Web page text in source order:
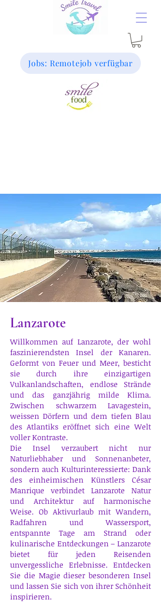
Jobs: Remotejob verfügbar
Lanzarote
Willkommen auf Lanzarote, der wohl
faszinierendsten Insel der Kanaren.
Geformt von Feuer und Meer, besticht
sie durch ihre einzigartigen
Vulkanlandschaften, endlose Strände
und das ganzjährig milde Klima.
Zwischen schwarzem Lavagestein,
weissen Dörfern und dem tiefen Blau
des Atlantiks eröffnet sich eine Welt
voller Kontraste.
Die Insel verzaubert nicht nur
Naturliebhaber und Sonnenanbeter,
sondern auch Kulturinteressierte: Dank
des einheimischen Künstlers César
Manrique verbindet Lanzarote Natur
und Architektur auf harmonische
Weise. Ob Aktivurlaub mit Wandern,
Radfahren und Wassersport,
entspannte Tage am Strand oder
kulinarische Entdeckungen – Lanzarote
bietet für jeden Reisenden
unvergessliche Erlebnisse. Entdecken
Sie die Magie dieser besonderen Insel
und lassen Sie sich von ihrer Schönheit
inspirieren.